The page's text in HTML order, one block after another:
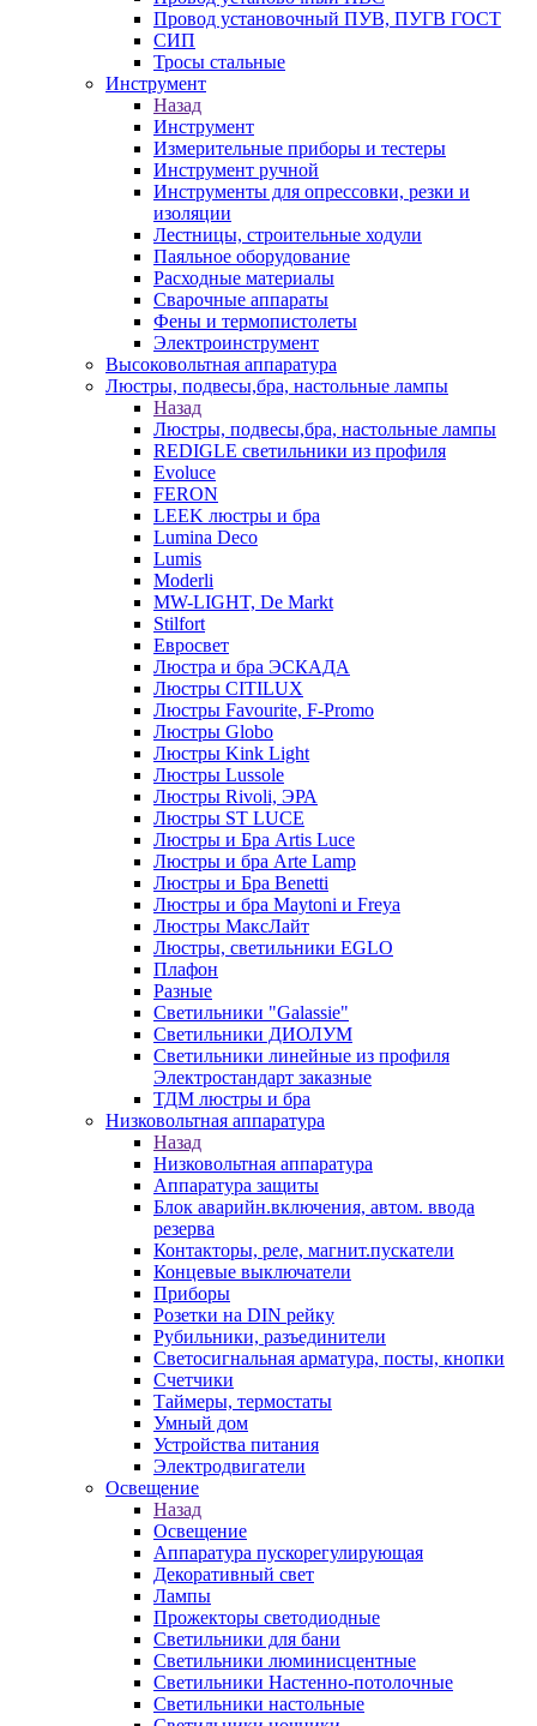
Провод установочный ПУВ, ПУГВ ГОСТ
СИП
Тросы стальные
Инструмент
Назад
Инструмент
Измерительные приборы и тестеры
Инструмент ручной
Инструменты для опрессовки, резки и
изоляции
Лестницы, строительные ходули
Паяльное оборудование
Расходные материалы
Сварочные аппараты
Фены и термопистолеты
Электроинструмент
Высоковольтная аппаратура
Люстры, подвесы,бра, настольные лампы
Назад
Люстры, подвесы,бра, настольные лампы
REDIGLE светильники из профиля
Evoluce
FERON
LEEK люстры и бра
Lumina Deco
Lumis
Moderli
MW-LIGHT, De Markt
Stilfort
Евросвет
Люстра и бра ЭСКАДА
Люстры CITILUX
Люстры Favourite, F-Promo
Люстры Globo
Люстры Kink Light
Люстры Lussole
Люстры Rivoli, ЭРА
Люстры ST LUCE
Люстры и Бра Artis Luce
Люстры и бра Arte Lamp
Люстры и Бра Benetti
Люстры и бра Maytoni и Freya
Люстры МаксЛайт
Люстры, светильники EGLO
Плафон
Разные
Светильники "Galassie"
Светильники ДИОЛУМ
Светильники линейные из профиля
Электростандарт заказные
ТДМ люстры и бра
Низковольтная аппаратура
Назад
Низковольтная аппаратура
Аппаратура защиты
Блок аварийн.включения, автом. ввода
резерва
Контакторы, реле, магнит.пускатели
Концевые выключатели
Приборы
Розетки на DIN рейку
Рубильники, разъединители
Светосигнальная арматура, посты, кнопки
Счетчики
Таймеры, термостаты
Умный дом
Устройства питания
Электродвигатели
Освещение
Назад
Освещение
Аппаратура пускорегулирующая
Декоративный свет
Лампы
Прожекторы светодиодные
Светильники для бани
Светильники люминисцентные
Светильники Настенно-потолочные
Светильники настольные